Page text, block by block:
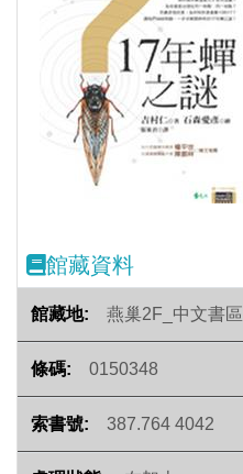
Previous
館藏資料
燕巢2F_中文書區
0150348
387.764 4042